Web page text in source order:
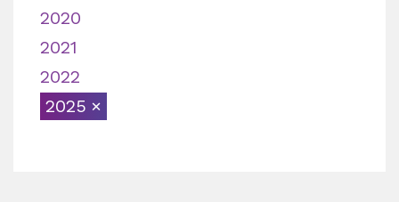
2020
2021
2022
2025